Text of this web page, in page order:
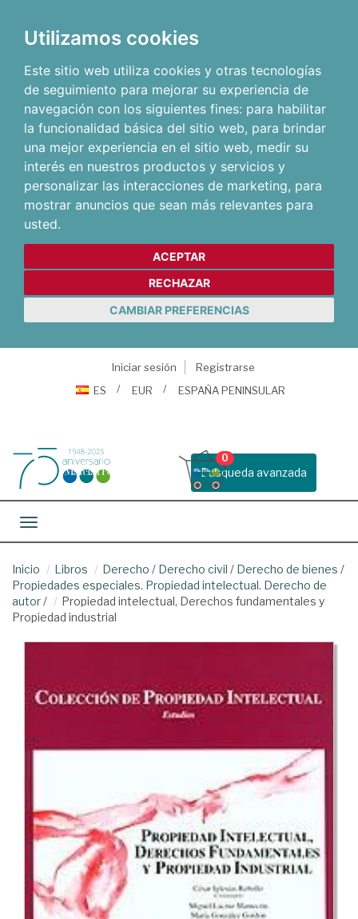
Utilizamos cookies
Este sitio web utiliza cookies y otras tecnologías
de seguimiento para mejorar su experiencia de
navegación con los siguientes fines: para habilitar
la funcionalidad básica del sitio web, para brindar
una mejor experiencia en el sitio web, medir su
interés en nuestros productos y servicios y
personalizar las interacciones de marketing, para
mostrar anuncios que sean más relevantes para
usted.
ACEPTAR
RECHAZAR
CAMBIAR PREFERENCIAS
Iniciar sesión
Registrarse
ES
EUR ESPAÑA PENINSULAR
Busqueda avanzada
0
Toggle navigation
Inicio Libros Derecho / Derecho civil / Derecho de bienes /
Propiedades especiales. Propiedad intelectual. Derecho de
autor/
Propiedad intelectual, Derechos fundamentales y
Propiedad industrial